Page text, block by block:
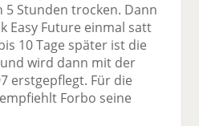
5 Stunden trocken. Dann
Easy Future einmal satt
10 Tage später ist die
wird dann mit der
erstgepflegt. Für die
Forbo seine